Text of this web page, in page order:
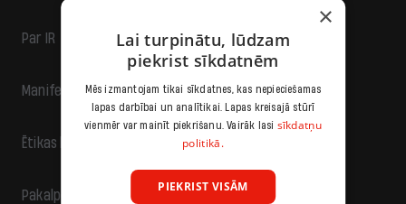
Par IR
Manifests
Ētikas kodekss
Pakalpojumu sniegšanas noteikumi
×
Lai turpinātu, lūdzam
piekrist sīkdatnēm
Mēs izmantojam tikai sīkdatnes, kas nepieciešamas
lapas darbībai un analītikai. Lapas kreisajā stūrī
vienmēr var mainīt piekrišanu. Vairāk lasi sīkdatņu
politikā.
PIEKRIST VISĀM